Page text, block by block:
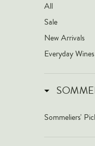
All
Sale
New Arrivals
Everyday Wines
Sommeliers'